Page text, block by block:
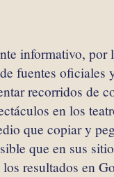
informativo, por
fuentes oficiales
recorridos de
en los
que copiar y
que en sus
resultados en